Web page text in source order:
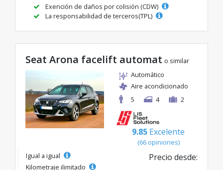
Exención de daños por colisión (CDW)
La responsabilidad de terceros(TPL)
Seat Arona facelift automat o similar
Automático
Aire acondicionado
5
4 2
9.85 Excelente
(66 opiniones)
Igual a igual
Kilometraje ilimitado
Precio desde: